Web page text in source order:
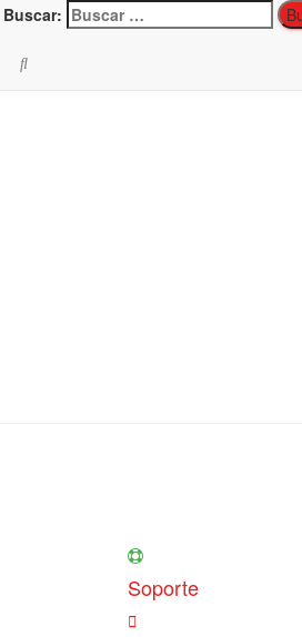
Buscar:
Soporte